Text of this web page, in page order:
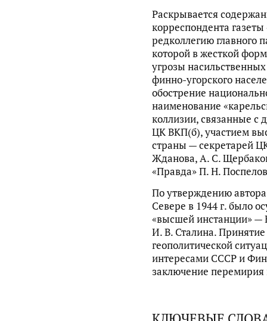
Раскрывается
корреспондента
редколлегию главного
которой в жесткой
угрозы
финно-угорского
обострение
наименование
коллизии, связанные с
ЦК ВКП(б), участием
страны — секретарей
Жданова, А. С.
«Правда» П. Н.
По утверждению
Севере в 1944 г. было
«высшей инстанции» —
И. В. Сталина.
геополитической
интересами СССР и
заключение перемирия